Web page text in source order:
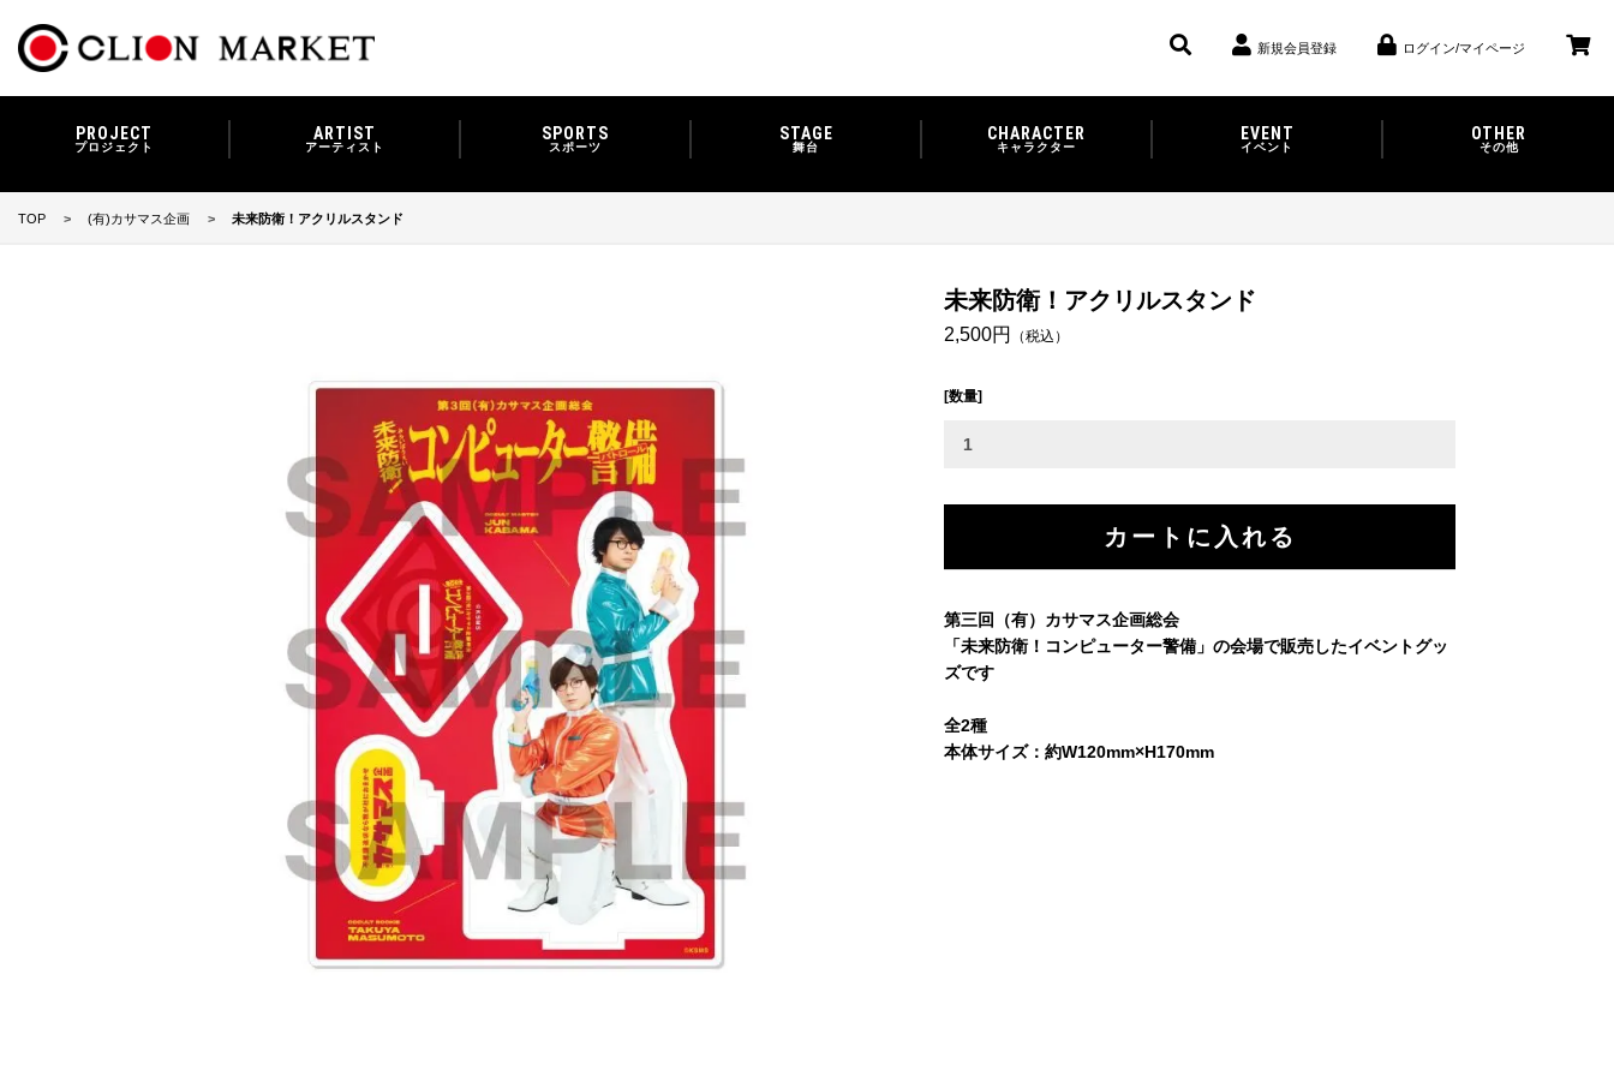
新規会員登録 ログイン/マイページ
PROJECT
プロジェクト
ARTIST
アーティスト
SPORTS
スポーツ
STAGE
舞台
CHARACTER
キャラクター
EVENT
イベント
OTHER
その他
TOP (有)カサマス企画 未来防衛！アクリルスタンド
未来防衛！アクリルスタンド
2,500円 （税込）
[数量]
第三回（有）カサマス企画総会
「未来防衛！コンピューター警備」の会場で販売したイベントグッ
ズです
全2種
本体サイズ：約W120mm×H170mm